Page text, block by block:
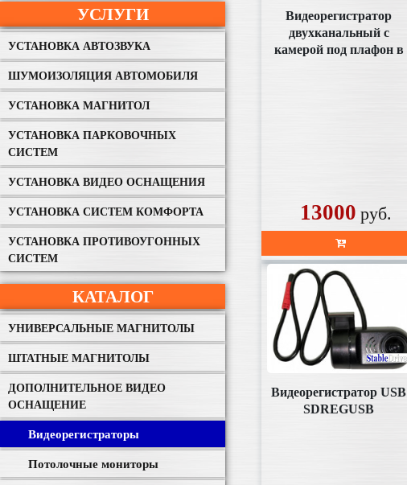
УСЛУГИ
УСТАНОВКА АВТОЗВУКА
ШУМОИЗОЛЯЦИЯ АВТОМОБИЛЯ
УСТАНОВКА МАГНИТОЛ
УСТАНОВКА ПАРКОВОЧНЫХ
СИСТЕМ
УСТАНОВКА ВИДЕО ОСНАЩЕНИЯ
УСТАНОВКА СИСТЕМ КОМФОРТА
УСТАНОВКА ПРОТИВОУГОННЫХ
СИСТЕМ
КАТАЛОГ
УНИВЕРСАЛЬНЫЕ МАГНИТОЛЫ
ШТАТНЫЕ МАГНИТОЛЫ
ДОПОЛНИТЕЛЬНОЕ ВИДЕО
ОСНАЩЕНИЕ
Видеорегистраторы
Потолочные мониторы
Видеорегистратор
двухканальный с
камерой под плафон в
13000 руб.
Видеорегистратор USB
SDREGUSB